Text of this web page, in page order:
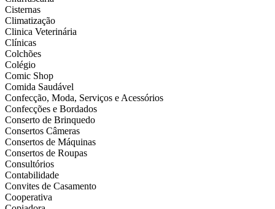
Cisternas
Climatização
Clinica Veterinária
Clínicas
Colchões
Colégio
Comic Shop
Comida Saudável
Confecção, Moda, Serviços e Acessórios
Confecções e Bordados
Conserto de Brinquedo
Consertos Câmeras
Consertos de Máquinas
Consertos de Roupas
Consultórios
Contabilidade
Convites de Casamento
Cooperativa